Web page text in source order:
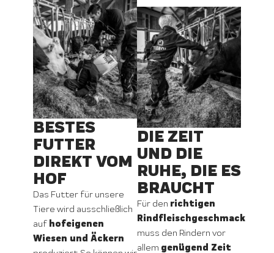
BESTES
FUTTER
DIREKT VOM
HOF
Das Futter für unsere
Tiere wird ausschließlich
auf hofeigenen
Wiesen und Äckern
DIE ZEIT
UND DIE
RUHE, DIE ES
BRAUCHT
Für den richtigen
Rindfleischgeschmack
muss den Rindern vor
allem genügend Zeit